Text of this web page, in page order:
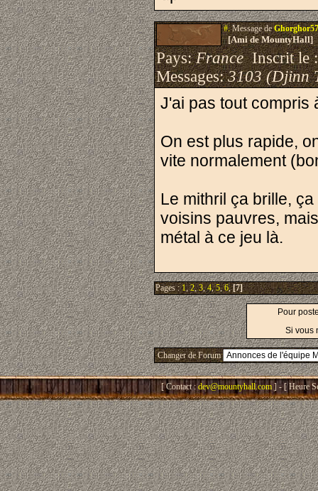
#.Message de
[Ami de MountyHall]
Pays:FranceInscrit le
Messages:3103 (Djinn
J'ai pas tout compris
On est plus rapide,
vite normalement
Le mithril ça brille,
voisins pauvres,
métal à ce jeu là.
Pages :1,2,3,4,5,6,[7]
Pour
Si vous
Changer de Forum
[ Contact : dev@mountyhall.com ] - [ Heure